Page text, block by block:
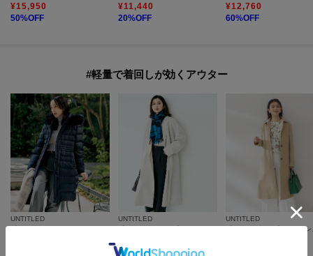
¥15,950
50%OFF
¥11,440
20%OFF
¥12,760
60%OFF
#軽量で着回しが効くアウター
UNTITLED
UNTITLED
UNTITLED
【は